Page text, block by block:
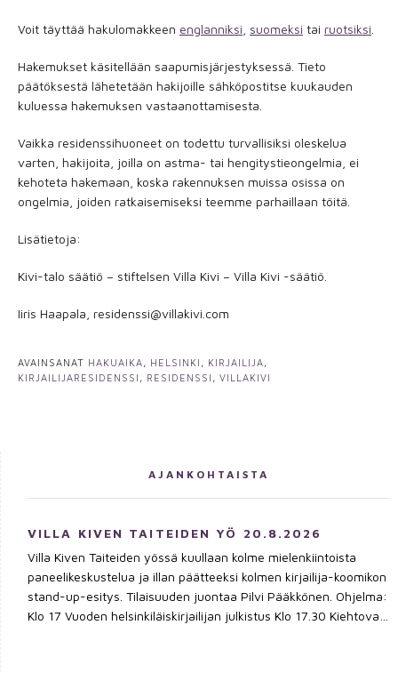
Voit täyttää hakulomakkeen englanniksi suomeksi tai ruotsiksi
Hakemukset käsitellään saapumisjärjestyksessä. Tieto
päätöksestä lähetetään hakijoille sähköpostitse kuukauden
kuluessa hakemuksen vastaanottamisesta.
Vaikka residenssihuoneet on todettu turvallisiksi oleskelua
varten, hakijoita, joilla on astma- tai hengitystieongelmia, ei
kehoteta hakemaan, koska rakennuksen muissa osissa on
ongelmia, joiden ratkaisemiseksi teemme parhaillaan töitä.
Lisätietoja:
Kivi-talo säätiö – stiftelsen Villa Kivi – Villa Kivi -säätiö.
Iiris Haapala, residenssi@villakivi.com
AVAINSANAT HAKUAIKA, HELSINKI , KIRJAILIJA,
KIRJAILIJARESIDENSSI , RESIDENSSI , VILLAKIVI
AJANKOHTAISTA
VILLA KIVEN TAITEIDEN YÖ 20.8.2026
Villa Kiven Taiteiden yössä kuullaan kolme mielenkiintoista
paneelikeskustelua ja illan päätteeksi kolmen kirjailija-koomikon
stand-up-esitys. Tilaisuuden juontaa Pilvi Pääkkönen. Ohjelma:
Klo 17 Vuoden helsinkiläiskirjailijan julkistus Klo 17.30 Kiehtova